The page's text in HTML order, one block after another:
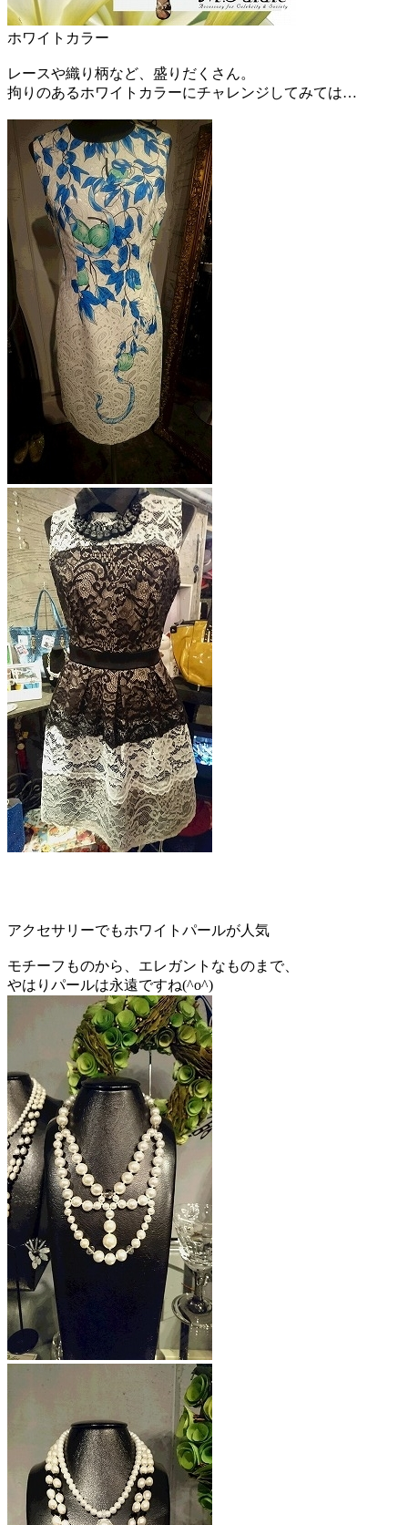
ホワイトカラー
レースや織り柄など、盛りだくさん。
拘りのあるホワイトカラーにチャレンジしてみては…
アクセサリーでもホワイトパールが人気
モチーフものから、エレガントなものまで、
やはりパールは永遠ですね(^o^)